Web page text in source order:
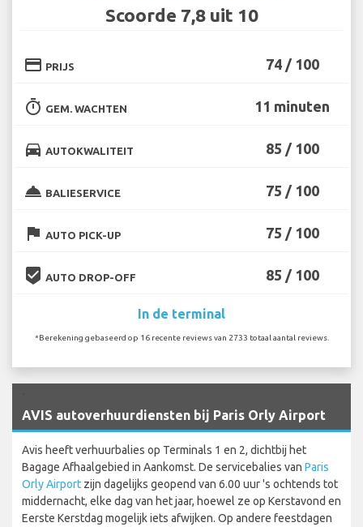
Scoorde 7,8 uit 10
credit_card PRIJS 74 / 100
timer GEM. WACHTEN 11 minuten
directions_car AUTOKWALITEIT 85 / 100
room_service BALIESERVICE 75 / 100
flag AUTO PICK-UP 75 / 100
beenhere AUTO DROP-OFF 85 / 100
In de terminal
*Berekening gebaseerd op 16 recente reviews van 2733 totaal aantal reviews.
AVIS autoverhuurdiensten bij Paris Orly Airport
Avis heeft verhuurbalies op Terminals 1 en 2, dichtbij het
Bagage Afhaalgebied in Aankomst. De servicebalies van Paris
Orly Airport zijn dagelijks geopend van 6.00 uur 's ochtends tot
middernacht, elke dag van het jaar, hoewel ze op Kerstavond en
Eerste Kerstdag mogelijk iets afwijken. Op andere feestdagen